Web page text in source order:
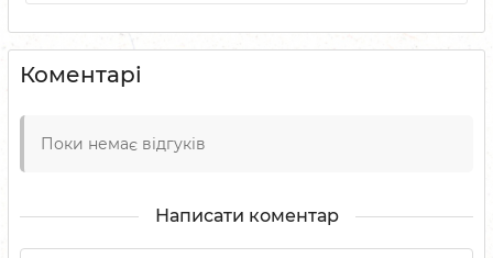
Коментарі
Поки немає відгуків
Написати коментар